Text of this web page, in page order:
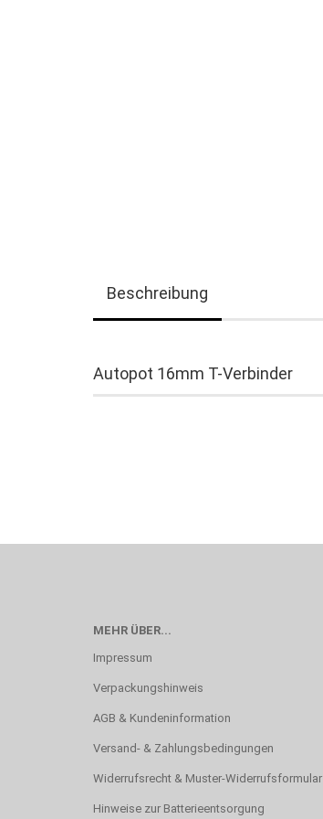
Beschreibung
Autopot 16mm T-Verbinder
MEHR ÜBER...
Impressum
Verpackungshinweis
AGB & Kundeninformation
Versand- & Zahlungsbedingungen
Widerrufsrecht & Muster-Widerrufsformular
Hinweise zur Batterieentsorgung